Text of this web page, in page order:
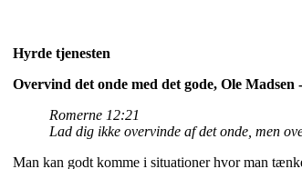
Hyrde tjenesten
Overvind det onde med det gode, Ole Madsen
Romerne 12:21
Lad dig ikke overvinde af det onde, men
Man kan godt komme i situationer hvor man